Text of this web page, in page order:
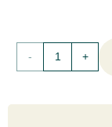
quantité